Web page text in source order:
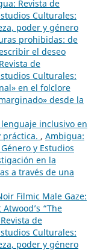
Revista de
Culturales:
poder y género
prohibidas: de
el deseo
de
Culturales:
en el folclore
desde la
inclusivo en
práctica. , Ambigua:
y Estudios
en la
a través de una
Filmic Male Gaze:
“The
de
Culturales:
poder y género